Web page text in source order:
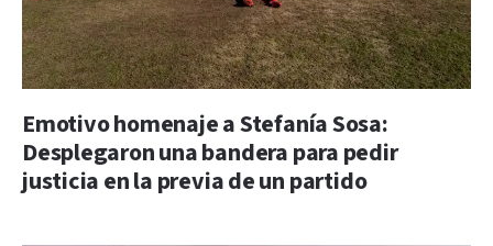
Emotivo homenaje a Stefanía Sosa:
Desplegaron una bandera para pedir
justicia en la previa de un partido